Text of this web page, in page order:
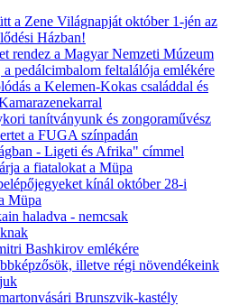
a Zene Világnapját október 1-jén az
Házban!
rendez a Magyar Nemzeti Múzeum
a pedálcimbalom feltalálója emlékére
a Kelemen-Kokas családdal és
tanítványunk és zongoraművész
a FUGA színpadán
- Ligeti és Afrika" címmel
a fiatalokat a Müpa
kínál október 28-i
Müpa
haladva - nemcsak
Bashkirov emlékére
illetve régi növendékeink
Brunszvik-kastély